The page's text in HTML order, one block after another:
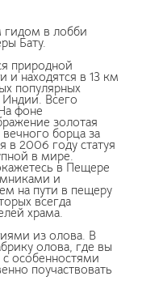
гидом в лобби
Бату.
природной
и находятся в 13 км
популярных
Индии. Всего
фоне
золотая
борца за
в 2006 году статуя
в мире.
в Пещере
и
на пути в пещеру
всегда
храма.
из олова. В
олова, где вы
особенностями
поучаствовать